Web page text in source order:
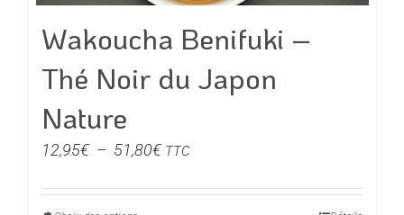
Wakoucha Benifuki –
Thé Noir du Japon
Nature
12,95€ – 51,80€Plage
prix :
TTC